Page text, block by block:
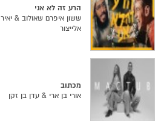
הרע זה לא אני
ששון איפרם שאולוב & יאיר
אלייצור
מכתוב
אורי בן ארי & עדן בן זקן